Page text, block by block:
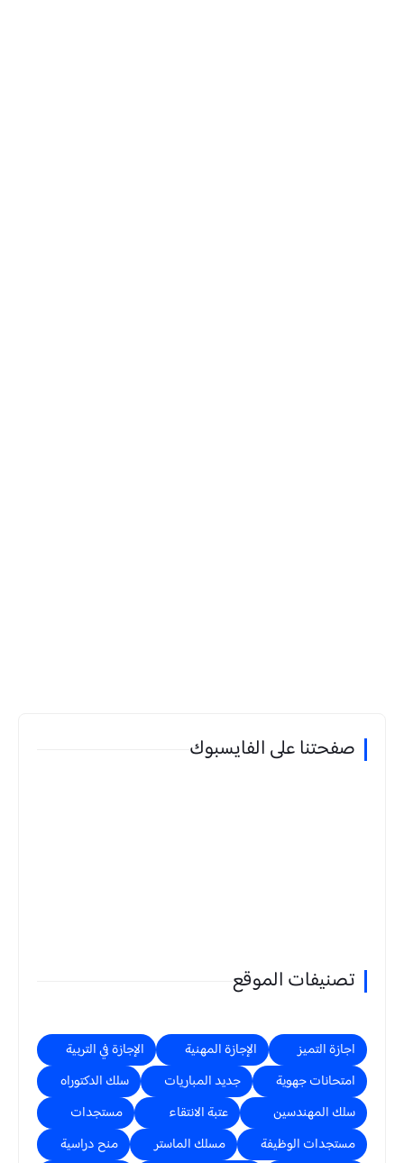
صفحتنا على الفايسبوك
تصنيفات الموقع
اجازة التميز الإجازة المهنية
الإجازة في التربية
امتحانات جهوية
جديد المباريات
سلك الدكتوراه
سلك المهندسين
عتبة الانتقاء
مستجدات
مستجدات الوظيفة
مسلك الماستر
منح دراسية